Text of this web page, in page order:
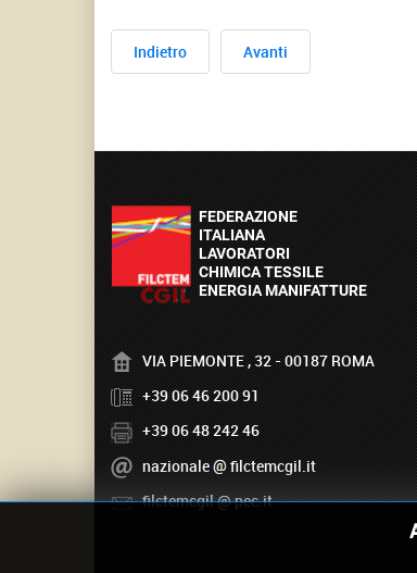
Indietro Avanti
VIA PIEMONTE , 32 - 00187 ROMA
+39 06 46 200 91
+39 06 48 242 46
nazionale
filctemcgil.it
filctemcgil
pec.it